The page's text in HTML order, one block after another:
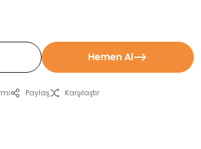
Hemen Al
Paylaş Karşılaştır